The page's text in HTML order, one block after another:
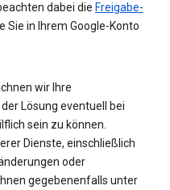
dabei die Freigabe-
Sie in Ihrem Google-Konto
wir Ihre
Lösung eventuell bei
sein zu können.
Dienste, einschließlich
oder
gegebenenfalls unter